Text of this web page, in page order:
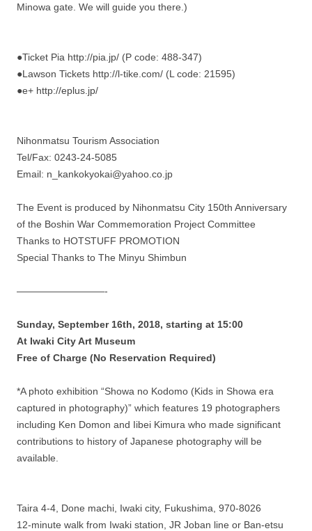
Minowa gate. We will guide you there.)
●Ticket Pia http://pia.jp/ (P code: 488-347)
●Lawson Tickets http://l-tike.com/ (L code: 21595)
●e+ http://eplus.jp/
Nihonmatsu Tourism Association
Tel/Fax: 0243-24-5085
Email: n_kankokyokai@yahoo.co.jp
The Event is produced by Nihonmatsu City 150th Anniversary
of the Boshin War Commemoration Project Committee
Thanks to HOTSTUFF PROMOTION
Special Thanks to The Minyu Shimbun
—————————-
Sunday, September 16th, 2018, starting at 15:00
At Iwaki City Art Museum
Free of Charge (No Reservation Required)
*A photo exhibition “Showa no Kodomo (Kids in Showa era
captured in photography)” which features 19 photographers
including Ken Domon and Iibei Kimura who made significant
contributions to history of Japanese photography will be
available.
Taira 4-4, Done machi, Iwaki city, Fukushima, 970-8026
12-minute walk from Iwaki station, JR Joban line or Ban-etsu